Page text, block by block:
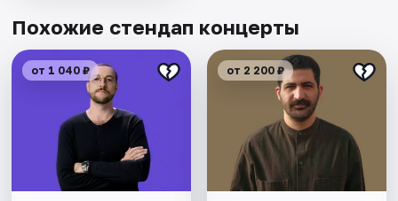
Похожие стендап концерты
от 1 040 ₽ от 2 200 ₽